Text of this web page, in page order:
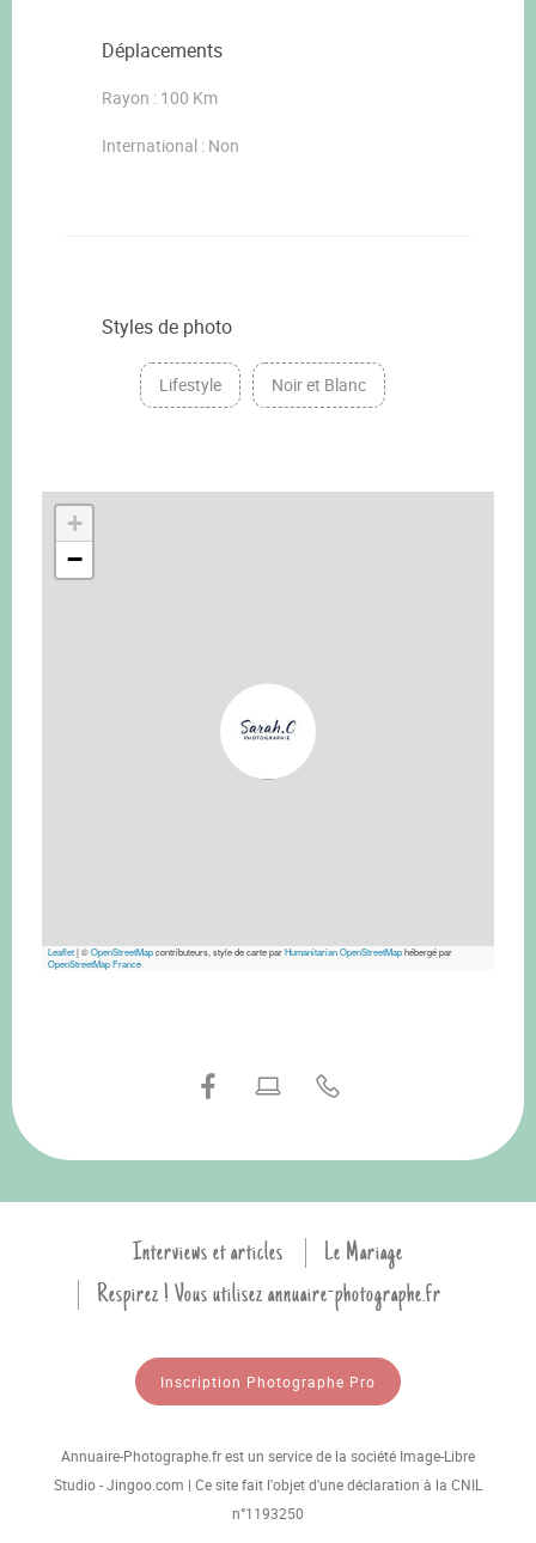
Déplacements
Rayon : 100 Km
International : Non
Styles de photo
Lifestyle Noir et Blanc
+
−
Leaflet|©OpenStreetMapcontributeurs, style de carte parHumanitarian OpenStreetMaphébergé par
OpenStreetMap France
Interviews et articles
Le Mariage
Respirez ! Vous utilisez annuaire-photographe.fr
Inscription Photographe Pro
Annuaire-Photographe.fr est un service de la société Image-Libre
Studio - Jingoo.com | Ce site fait l'objet d'une déclaration à la CNIL
n°1193250